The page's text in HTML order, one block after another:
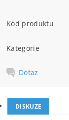
Kód produktu
Kategorie
Dotaz
DISKUZE